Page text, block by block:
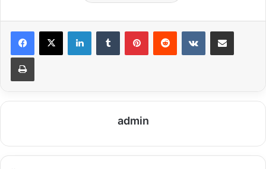
admin